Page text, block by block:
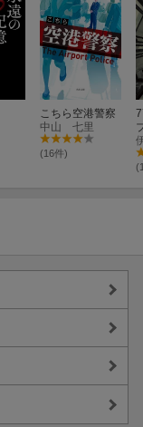
こちら空港警察
中山 七里
(16件)